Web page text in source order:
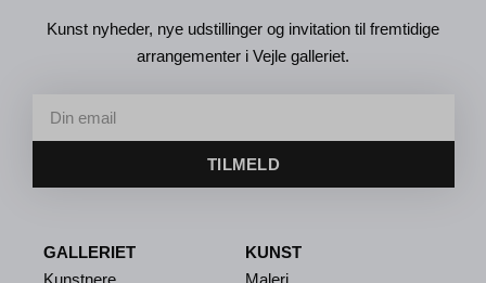
Kunst nyheder, nye udstillinger og invitation til fremtidige
arrangementer i Vejle galleriet.
TILMELD
GALLERIET
Kunstnere
KUNST
Maleri